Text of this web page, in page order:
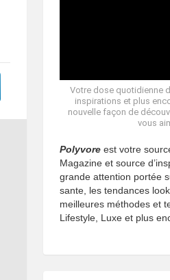
Votre dose quotidienne
inspirations et plus
nouvelle façon de
vous
Polyvore est votre
Magazine et source
grande attention portée
sante, les tendances
meilleures méthodes et
Lifestyle, Luxe et plus